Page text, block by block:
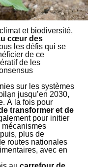
et biodiversité,
cœur des
les défis qui se
de ce
de les
sur les systèmes
jusqu’en 2030,
À la fois pour
transformer et de
pour initier
mécanismes
plus de
routes nationales
avec en